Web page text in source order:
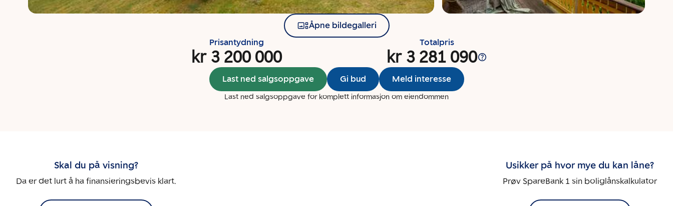
Åpne bildegalleri
Prisantydning
kr 3 200 000
Totalpris
kr 3 281 090
Last ned salgsoppgave Gi bud Meld interesse
Last ned salgsoppgave for komplett informasjon om eiendommen
Skal du på visning?
Da er det lurt å ha finansieringsbevis klart.
Usikker på hvor mye du kan låne?
Prøv SpareBank 1 sin boliglånskalkulator